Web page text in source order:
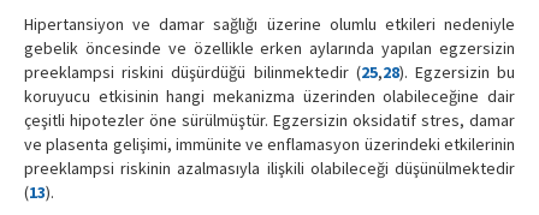
Hipertansiyon ve damar sağlığı üzerine olumlu etkileri nedeniyle
gebelik öncesinde ve özellikle erken aylarında yapılan egzersizin
preeklampsi riskini düşürdüğü bilinmektedir (25,28). Egzersizin bu
koruyucu etkisinin hangi mekanizma üzerinden olabileceğine dair
çeşitli hipotezler öne sürülmüştür. Egzersizin oksidatif stres, damar
ve plasenta gelişimi, immünite ve enflamasyon üzerindeki etkilerinin
preeklampsi riskinin azalmasıyla ilişkili olabileceği düşünülmektedir
(13).